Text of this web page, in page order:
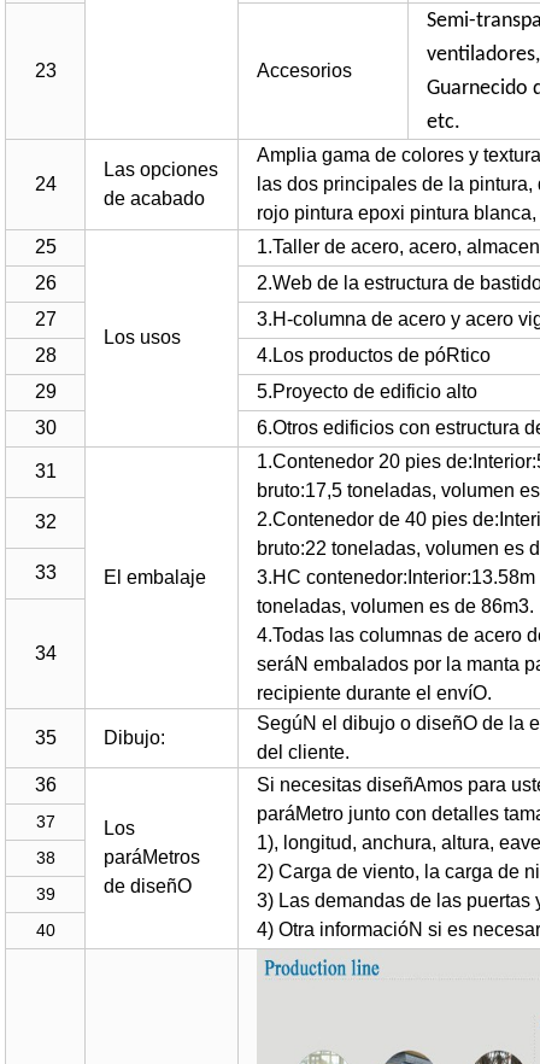
23 Accesorios
Semi-
Guarnecido
etc.
24
Las opciones
de acabado
Amplia gama de colores y
las dos principales de la
rojo pintura epoxi pintura
25
Los usos
1.Taller de acero, acero,
26
2.Web de la estructura de
27
3.H-columna de acero y acero
28
4.Los productos de póRtico
29
5.Proyecto de edificio alto
30
6.Otros edificios con estructura
31
El embalaje
1.Contenedor 20 pies
bruto:17,5 toneladas, volumen
2.Contenedor de 40 pies
bruto:22 toneladas, volumen es
3.HC
toneladas, volumen es de 86m3.
4.Todas las columnas de acero
seráN embalados por la manta
recipiente durante el envíO.
32
33
34
35 Dibujo:
SegúN el dibujo o diseñO de la
del cliente.
36
Los
paráMetros
de diseñO
Si necesitas diseñAmos para
paráMetro junto con detalles
1), longitud, anchura, altura,
2) Carga de viento, la carga de
3) Las demandas de las puertas
4) Otra informacióN si es
37
38
39
40